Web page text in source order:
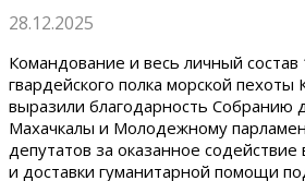
28.12.2025
Командование и весь личный
гвардейского полка морской пехоты
выразили благодарность Собранию
Махачкалы и Молодежному
депутатов за оказанное содействие
и доставки гуманитарной помощи